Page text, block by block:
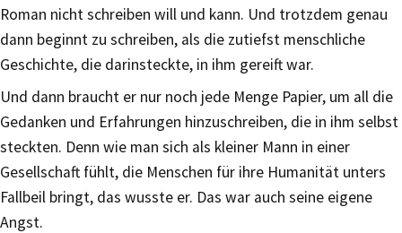
Roman nicht schreiben will und kann. Und trotzdem genau
dann beginnt zu schreiben, als die zutiefst menschliche
Geschichte, die darinsteckte, in ihm gereift war.
Und dann braucht er nur noch jede Menge Papier, um all die
Gedanken und Erfahrungen hinzuschreiben, die in ihm selbst
steckten. Denn wie man sich als kleiner Mann in einer
Gesellschaft fühlt, die Menschen für ihre Humanität unters
Fallbeil bringt, das wusste er. Das war auch seine eigene
Angst.